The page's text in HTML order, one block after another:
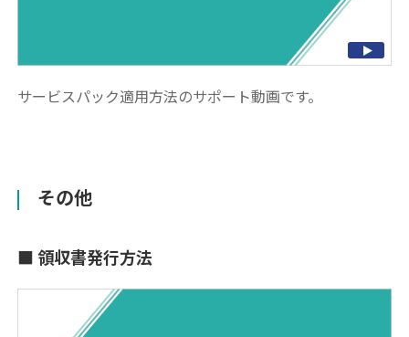
サービスパック適用方法のサポート動画です。
その他
領収書発行方法